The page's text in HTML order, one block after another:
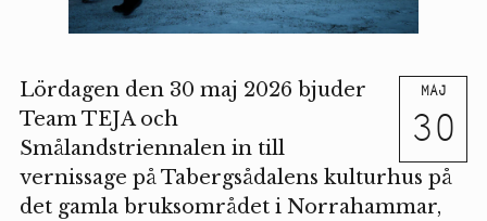
MAJ
30
Lördagen den 30 maj 2026 bjuder
Team TEJA och
Smålandstriennalen in till
vernissage på Tabergsådalens kulturhus på
det gamla bruksområdet i Norrahammar,